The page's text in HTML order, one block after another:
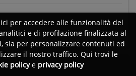
per accedere alle funzionalità del
e di profilazione finalizzata al
sia per personalizzare contenuti ed
il nostro traffico. Qui trovi le
policye privacy policy